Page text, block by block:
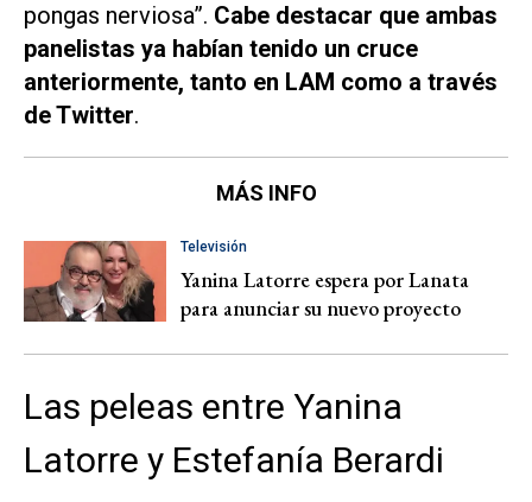
pongas nerviosa”. Cabe destacar que ambas
panelistas ya habían tenido un cruce
anteriormente, tanto en LAM como a través
de Twitter.
MÁS INFO
Televisión
Yanina Latorre espera por Lanata
para anunciar su nuevo proyecto
Las peleas entre Yanina
Latorre y Estefanía Berardi